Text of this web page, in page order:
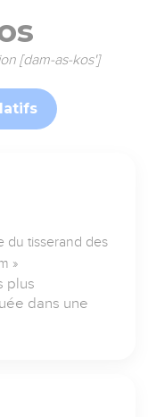
[dam-as-kos']
du tisserand des
»
plus
dans une